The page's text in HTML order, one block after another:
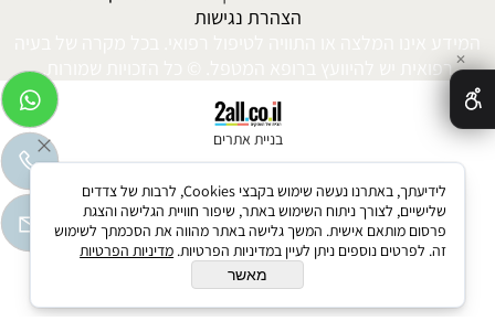
הצהרת נגישות
המידע אינו המלצה או התוויה לטיפול רפואי. בכל מקרה של בעיה
רפואית יש להיוועץ ברופא המטפל. © כל הזכויות שמורות.
בניית אתרים
✕
לידיעתך, באתרנו נעשה שימוש בקבצי Cookies, לרבות של צדדים
שלישיים, לצורך ניתוח השימוש באתר, שיפור חוויית הגלישה והצגת
פרסום מותאם אישית. המשך גלישה באתר מהווה את הסכמתך לשימוש
זה. לפרטים נוספים ניתן לעיין במדיניות הפרטיות. מדיניות הפרטיות
מאשר